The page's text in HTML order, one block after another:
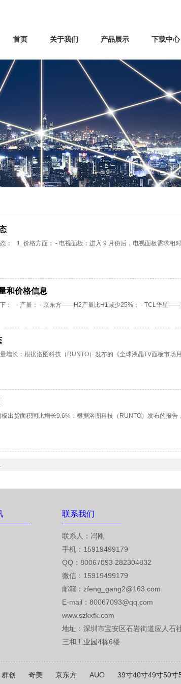
首页 关于我们 产品展示 下载中心
： 1. 价格方面： - 电视面板：进入 9 月份后，电视面板需求相
和价格信息
下： - 产量： - 京东方——H2产量比H1减少25%； - TCL华星
增长：根据洛图科技（RUNTO）发布的《全球液晶TV面板市场
出货面积同比增长9.6%：根据洛图科技（RUNTO）发布的报
联系我们
联系人：冯刚
手机：15919499179
QQ：80067093 282304832
微信：15919499179
邮箱：zfeng_gang2@163.com
E-mail： 80067093@qq.com
www.szkxfk.com
地址：深圳市宝安区石岩街道应人石
三和工业园4栋6楼
群创 奇美 京东方 AUO 39寸40寸49寸50